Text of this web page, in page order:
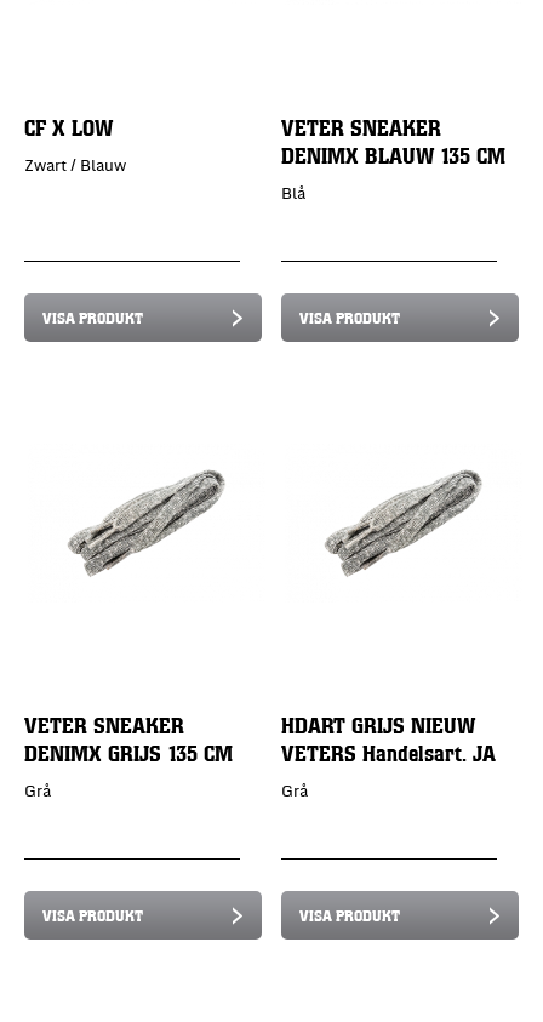
CF X LOW
Zwart / Blauw
VISA PRODUKT
VETER SNEAKER
DENIMX BLAUW 135 CM
Blå
VISA PRODUKT
VETER SNEAKER
DENIMX GRIJS 135 CM
Grå
VISA PRODUKT
HDART GRIJS NIEUW
VETERS Handelsart. JA
Grå
VISA PRODUKT